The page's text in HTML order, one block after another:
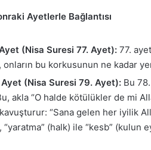
Ayetlerle Bağlantısı
(Nisa Suresi 77. Ayet): 77.
onların bu korkusunun ne kadar
(Nisa Suresi 79. Ayet): Bu
akla “O halde kötülükler de mi
kavuşturur: “Sana gelen her iyilik
“yaratma” (halk) ile “kesb”